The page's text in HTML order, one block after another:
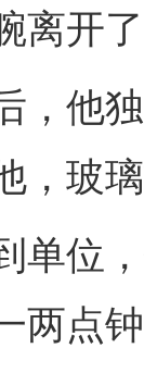
离开了
他独
，玻
位，
两点